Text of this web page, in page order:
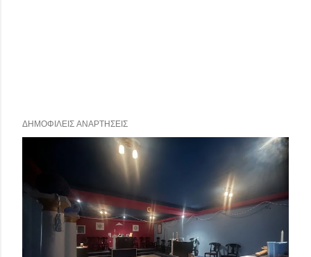
ΔΗΜΟΦΙΛΕΊΣ ΑΝΑΡΤΉΣΕΙΣ